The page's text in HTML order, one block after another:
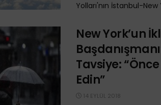
Yolları'nın İstanbul-
New York’un
Tavsiye:
Edin”
14 EYLÜL 2018